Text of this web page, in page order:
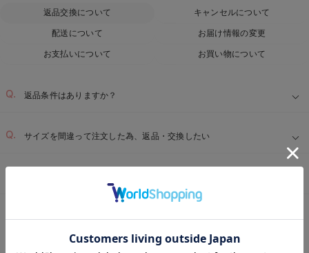
返品交換について
キャンセルについて
配送について
お届け情報の変更
お支払いについて
お買い物について
返品条件はありますか？
サイズを間違って注文した為、返品・交換したい
お気に入り商品を確認する
REVIEW